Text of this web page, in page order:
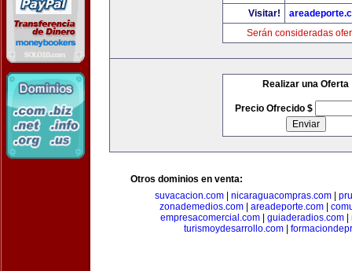
Visitar!
Serán consideradas
Realizar una Oferta
Precio Ofrecido $
Otros dominios en venta:
suvacacion.com| nicaraguacompras.com|
zonademedios.com| areadeporte.com|
empresacomercial.com| guiaderadios.com|
turismoydesarrollo.com